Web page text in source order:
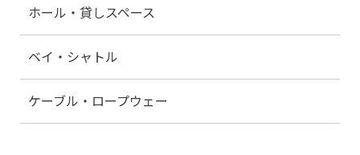
ホール・貸しスペース
ベイ・シャトル
ケーブル・ロープウェー